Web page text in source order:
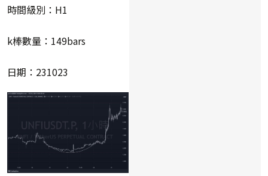
時間級別：H1
k棒數量：149bars
日期：231023